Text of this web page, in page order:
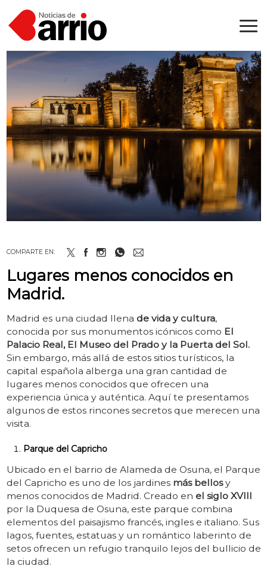
COMPARTE EN:
Lugares menos conocidos en
Madrid.
Madrid es una ciudad llena de vida y cultura,
conocida por sus monumentos icónicos como El
Palacio Real, El Museo del Prado y la Puerta del Sol.
Sin embargo, más allá de estos sitios turísticos, la
capital española alberga una gran cantidad de
lugares menos conocidos que ofrecen una
experiencia única y auténtica. Aquí te presentamos
algunos de estos rincones secretos que merecen una
visita.
Parque del Capricho
Ubicado en el barrio de Alameda de Osuna, el Parque
del Capricho es uno de los jardines más bellosy
menos conocidos de Madrid. Creado en el siglo XVIII
por la Duquesa de Osuna, este parque combina
elementos del paisajismo francés, ingles e italiano. Sus
lagos, fuentes, estatuas y un romántico laberinto de
setos ofrecen un refugio tranquilo lejos del bullicio de
la ciudad.